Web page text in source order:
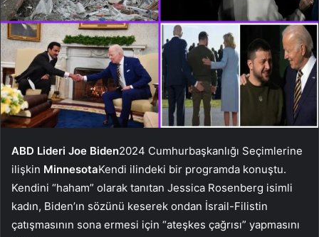
ABD Lideri Joe Biden2024 Cumhurbaşkanlığı Seçimlerine
ilişkin MinnesotaKendi ilindeki bir programda konuştu.
Kendini “haham” olarak tanıtan Jessica Rosenberg isimli
kadın, Biden’ın sözünü keserek ondan İsrail-Filistin
çatışmasının sona ermesi için “ateşkes çağrısı” yapmasını